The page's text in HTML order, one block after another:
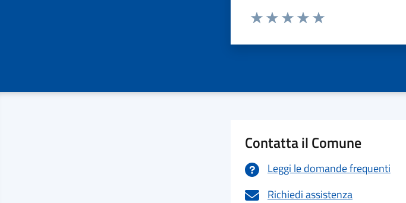
Valuta da 1 a 5 stelle la pagina
Contatta il Comune
Leggi le domande frequenti
Richiedi assistenza